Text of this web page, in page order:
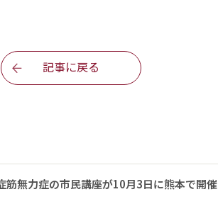
記事に戻る
無力症の市民講座が10月3日に熊本で開催